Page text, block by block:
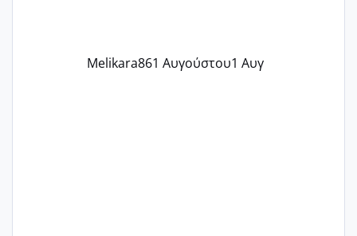
Melikara861 Αυγούστου1 Αυγ